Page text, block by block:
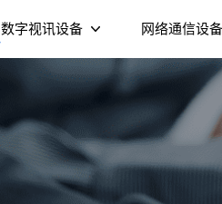
数字视讯设备
流媒体终端及投影仪
智能摄像头
网络通信设备